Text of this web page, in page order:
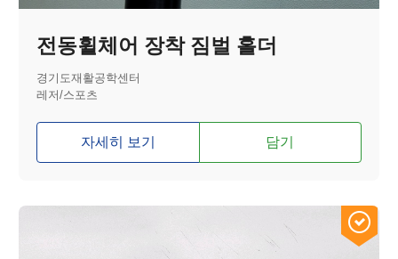
전동휠체어 장착 짐벌 홀더
경기도재활공학센터
레저/스포츠
자세히 보기 담기